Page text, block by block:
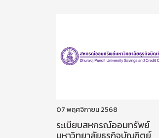
07 พฤศจิกายน 2568
ระเบียบสหกรณ์ออมทรัพย์
มหาวิทยาลัยธุรกิจบัณฑิตย์